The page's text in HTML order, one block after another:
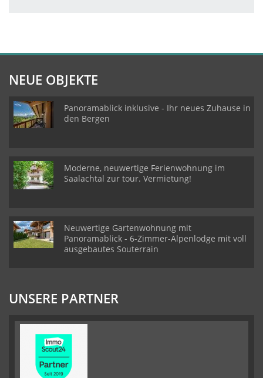
NEUE OBJEKTE
Panoramablick inklusive - Ihr neues Zuhause in
den Bergen
Moderne, neuwertige Ferienwohnung im
Saalachtal zur tour. Vermietung!
Neuwertige Gartenwohnung mit
Panoramablick - 6-Zimmer-Alpenlodge mit voll
ausgebautes Souterrain
UNSERE PARTNER